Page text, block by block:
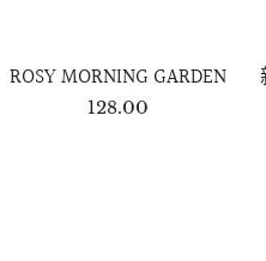
ROSY MORNING GARDEN
128.00